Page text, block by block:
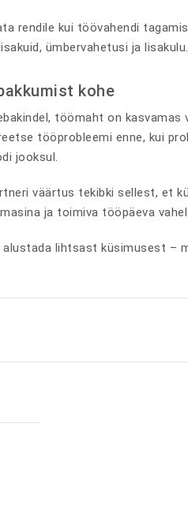
rendile kui töövahendi
ümbervahetusi ja lisakulu.
kohe
töömaht on
tööprobleemi enne, kui
jooksul.
väärtus tekibki sellest, et
ja toimiva tööpäeva
alustada lihtsast küsimusest –